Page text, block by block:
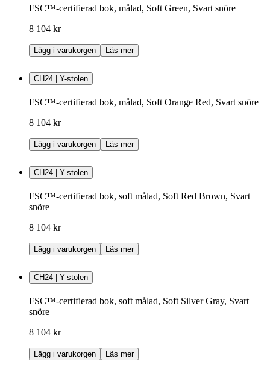
FSC™-certifierad bok, målad, Soft Green, Svart snöre
8 104 kr
Lägg i varukorgen Läs mer
CH24 | Y-stolen
FSC™-certifierad bok, målad, Soft Orange Red, Svart snöre
8 104 kr
Lägg i varukorgen Läs mer
CH24 | Y-stolen
FSC™-certifierad bok, soft målad, Soft Red Brown, Svart
snöre
8 104 kr
Lägg i varukorgen Läs mer
CH24 | Y-stolen
FSC™-certifierad bok, soft målad, Soft Silver Gray, Svart
snöre
8 104 kr
Lägg i varukorgen Läs mer